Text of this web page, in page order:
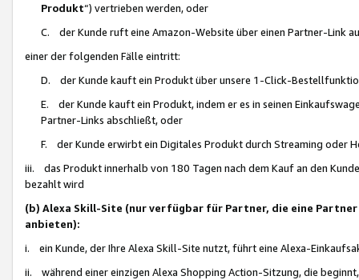
Produkt“) vertrieben werden, oder
C. der Kunde ruft eine Amazon-Website über einen Partner-Link
einer der folgenden Fälle eintritt:
D. der Kunde kauft ein Produkt über unsere 1-Click-
E. der Kunde kauft ein Produkt, indem er es in seinen
Partner-Links abschließt, oder
F. der Kunde erwirbt ein Digitales Produkt durch Streaming oder
iii. das Produkt innerhalb von 180 Tagen nach dem Kauf an den
bezahlt wird
(b) Alexa Skill-Site (nur verfügbar für Partner, die eine
anbieten):
i. ein Kunde, der Ihre Alexa Skill-Site nutzt, führt eine Alexa-
ii. während einer einzigen Alexa Shopping Action-Sitzung, die